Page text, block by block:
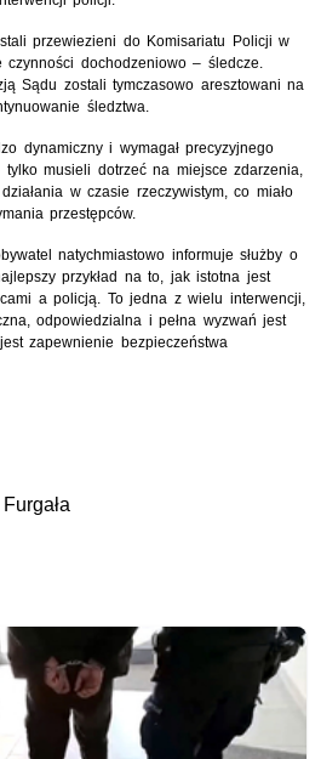
przewiezieni do Komisariatu Policji w
dochodzeniowo – śledcze.
Sądu zostali tymczasowo aresztowani na
śledztwa.
dynamiczny i wymagał precyzyjnego
musieli dotrzeć na miejsce zdarzenia,
w czasie rzeczywistym, co miało
przestępców.
natychmiastowo informuje służby o
przykład na to, jak istotna jest
a policją. To jedna z wielu interwencji,
odpowiedzialna i pełna wyzwań jest
zapewnienie bezpieczeństwa